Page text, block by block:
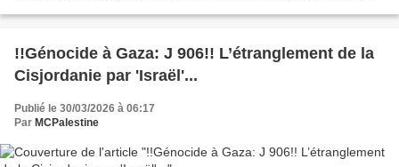
!!Génocide à Gaza: J 906!! L’étranglement de la
Cisjordanie par 'Israël'...
Publié le 30/03/2026 à 06:17
Par MCPalestine